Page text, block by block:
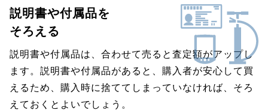
説明書や付属品を
そろえる
説明書や付属品は、合わせて売ると査定額がアップし
ます。説明書や付属品があると、購入者が安心して買
えるため、購入時に捨ててしまっていなければ、そろ
えておくとよいでしょう。